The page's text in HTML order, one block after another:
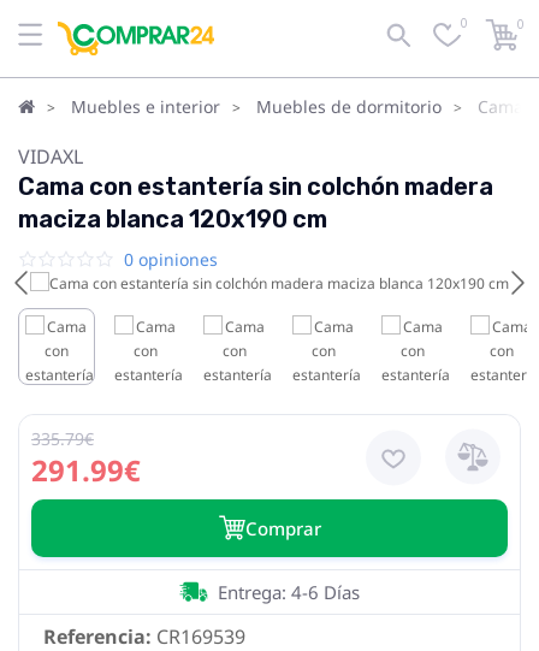
0 0
Muebles e interior Muebles de dormitorio Camas
VIDAXL
Cama con estantería sin colchón madera
maciza blanca 120x190 cm
0 opiniones
291.99€
335.79€
Сomprar
Referencia: CR169539
Entrega: 4-6 Días